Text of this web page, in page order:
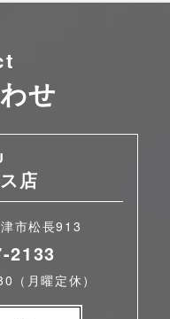
せ
店
市松長913
2133
（月曜定休）